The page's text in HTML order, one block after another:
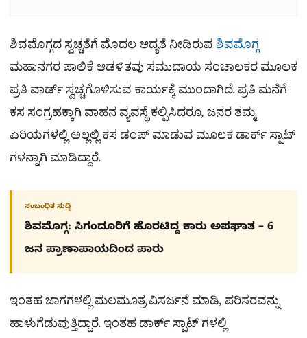
ಶಿವಮೊಗ್ಗದ ಸ್ವಚ್ಚತೆಗೆ ಮೊದಲ ಆದ್ಯತೆ ನೀಡಿರುವಶಿವಮೊಗ್ಗ
ಮಹಾನಗರ ಪಾಲಿಕೆ ಆಡಳಿತವು ಸಮುದಾಯ ಸಂಚಾಲಕರ ಮೂಲಕ
ಪ್ರತಿ ವಾರ್ಡ್ ಸ್ವಚ್ಚಗೊಳಿಸುವ ಕಾರ್ಯಕ್ಕೆ ಮುಂದಾಗಿದೆ. ಪ್ರತಿ ಮನೆಗೆ
ಕಸ ಸಂಗ್ರಹಕ್ಕಾಗಿ ವಾಹನ ವ್ಯವಸ್ಥೆ ಕಲ್ಪಿಸಿದರೂ, ಜನರ ತಮ್ಮ
ಏರಿಯಗಳಲ್ಲಿ ಅಲ್ಲಲ್ಲಿ ಕಸ ಡಂಪ್ ಮಾಡುವ ಮೂಲಕ ಡಾರ್ಕ್ ಸ್ಪಾಟ್
ಗಳನ್ನಾಗಿ ಮಾಡಿದ್ದಾರೆ.
ಸಂಬಂಧಿತ ಸುದ್ದಿ
ಶಿವಮೊಗ್ಗ: ಸಿಗಂದೂರಿಗೆ ಹೊರಟಿದ್ದ ಕಾರು ಅಪಘಾತ – 6
ಜನ ಪ್ರಾಣಾಪಾಯದಿಂದ ಪಾರು
ಇಂತಹ ಜಾಗಗಳಲ್ಲಿ ಮಲಮೂತ್ರ ವಿಸರ್ಜನೆ ಮಾಡಿ, ಪರಿಸರವನ್ನು
ಹಾಳುಗೆಡುವುತ್ತಿದ್ದಾರೆ. ಇಂತಹ ಡಾರ್ಕ್ ಸ್ಪಾಟ್ ಗಳಲ್ಲಿ